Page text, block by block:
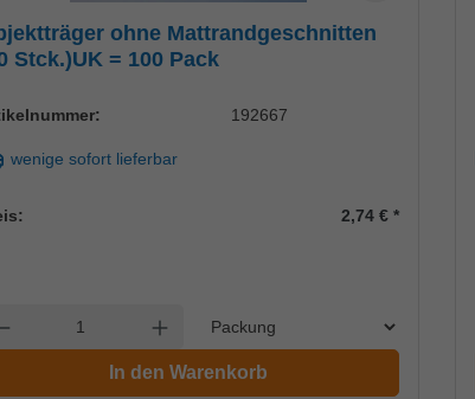
ohne Mattrandgeschnitten
Stck.)UK = 100 Pack
192667
wenige sofort lieferbar
2,74 €*
verringern Anzahl erhöhen
In den Warenkorb